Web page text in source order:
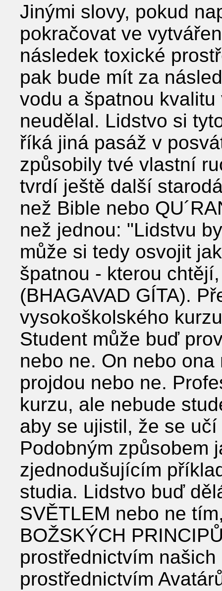
Jinými slovy, pokud
pokračovat ve
následek toxické
pak bude mít za
vodu a špatnou
neudělal. Lidstvo si
říká jiná pasáž v
způsobily tvé vlastní
tvrdí ještě další
než Bible nebo
než jednou: "Lidstvu
může si tedy osvojit
špatnou - kterou
(BHAGAVAD GÍTA).
vysokoškolského
Student může buď
nebo ne. On nebo
projdou nebo ne.
kurzu, ale nebude
aby se ujistil, že se
Podobným způsobem
zjednodušujícím
studia. Lidstvo buď
SVĚTLEM nebo ne
BOŽSKÝCH
prostřednictvím
prostřednictvím